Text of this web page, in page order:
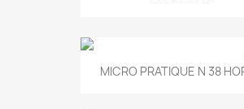
MICRO PRATIQUE N 38